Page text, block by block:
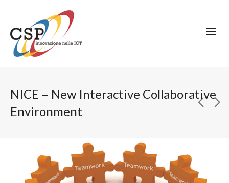
NICE – New Interactive Collaborative
Environment